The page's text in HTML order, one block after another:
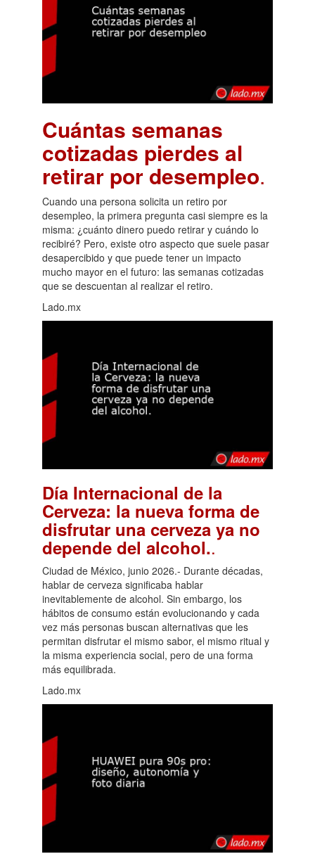
Cuántas semanas
cotizadas pierdes al
retirar por desempleo.
Cuando una persona solicita un retiro por
desempleo, la primera pregunta casi siempre es la
misma: ¿cuánto dinero puedo retirar y cuándo lo
recibiré? Pero, existe otro aspecto que suele pasar
desapercibido y que puede tener un impacto
mucho mayor en el futuro: las semanas cotizadas
que se descuentan al realizar el retiro.
Lado.mx
Día Internacional de la
Cerveza: la nueva forma de
disfrutar una cerveza ya no
depende del alcohol..
Ciudad de México, junio 2026.- Durante décadas,
hablar de cerveza significaba hablar
inevitablemente de alcohol. Sin embargo, los
hábitos de consumo están evolucionando y cada
vez más personas buscan alternativas que les
permitan disfrutar el mismo sabor, el mismo ritual y
la misma experiencia social, pero de una forma
más equilibrada.
Lado.mx